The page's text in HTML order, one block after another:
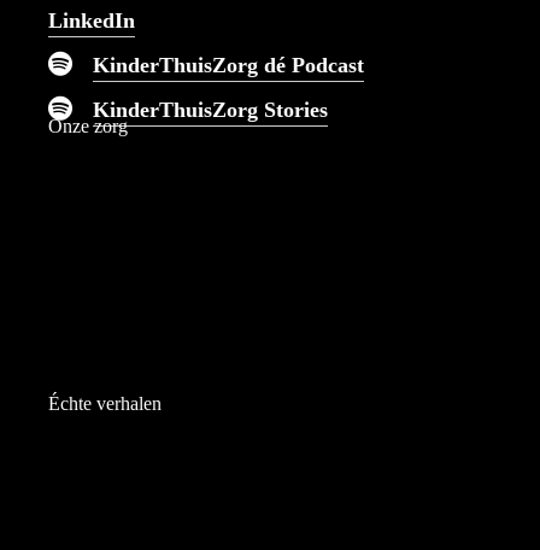
LinkedIn
KinderThuisZorg dé Podcast
KinderThuisZorg Stories
Onze zorg
Échte verhalen